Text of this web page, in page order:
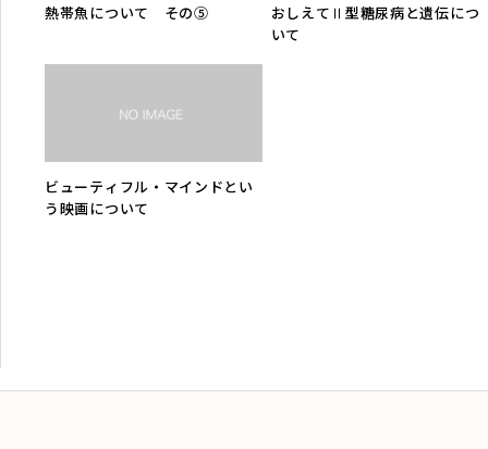
熱帯魚について その⑤
おしえてⅡ型糖尿病と遺伝につ
いて
ビューティフル・マインドとい
う映画について